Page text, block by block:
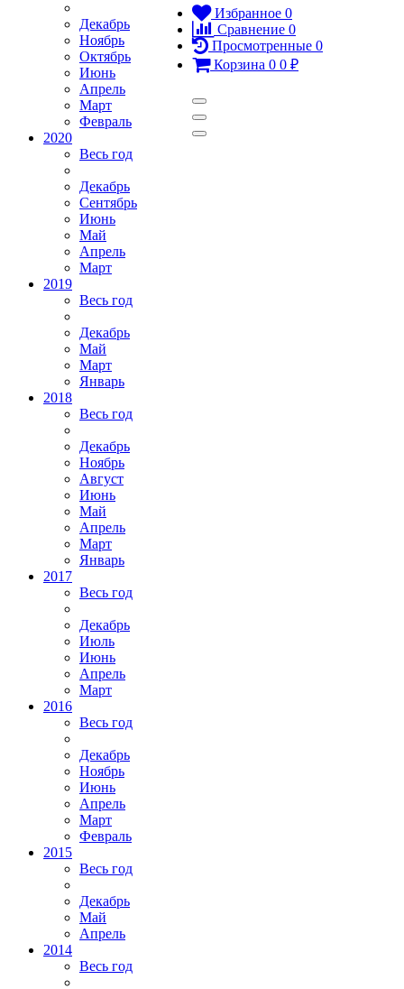
Декабрь
Ноябрь
Октябрь
Июнь
Апрель
Март
Февраль
2020
Весь год
Декабрь
Сентябрь
Июнь
Май
Апрель
Март
2019
Весь год
Декабрь
Май
Март
Январь
2018
Весь год
Декабрь
Ноябрь
Август
Июнь
Май
Апрель
Март
Январь
2017
Весь год
Декабрь
Июль
Июнь
Апрель
Март
2016
Весь год
Декабрь
Ноябрь
Июнь
Апрель
Март
Февраль
2015
Весь год
Декабрь
Май
Апрель
2014
Весь год
Избранное 0
Сравнение 0
Просмотренные 0
Корзина 0 0 ₽